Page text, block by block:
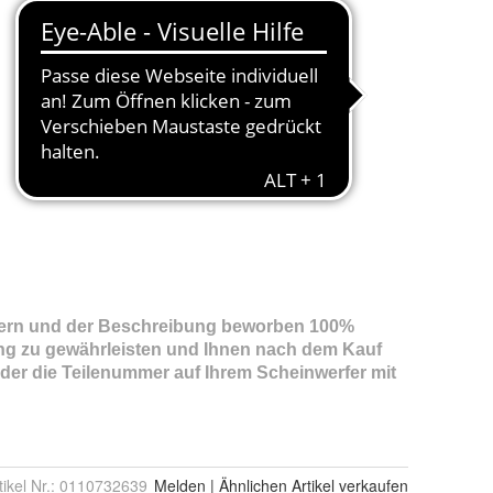
Nr.: 0110732639 Melden | Ähnlichen Artikel verkaufen